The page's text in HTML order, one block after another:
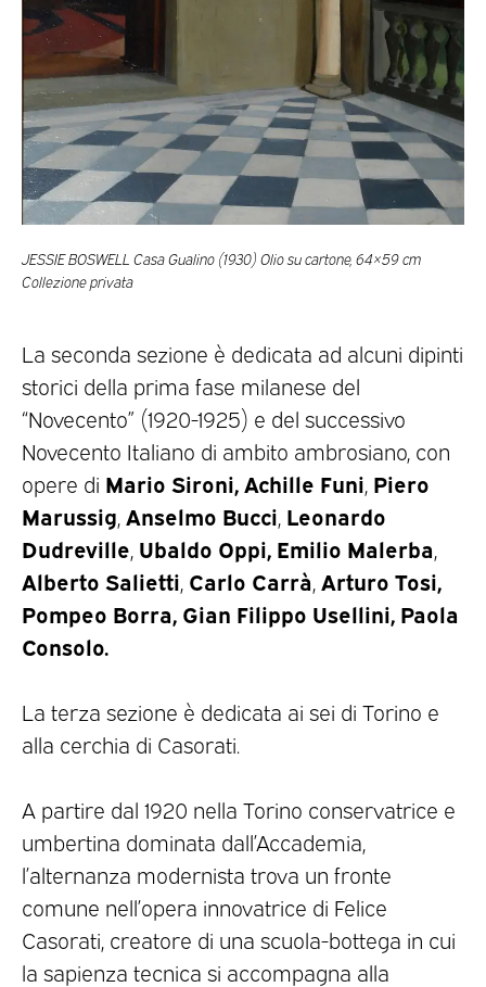
JESSIE BOSWELL Casa Gualino (1930) Olio su cartone, 64×59 cm
Collezione privata
La seconda sezione è dedicata ad alcuni dipinti
storici della prima fase milanese del
“Novecento” (1920-1925) e del successivo
Novecento Italiano di ambito ambrosiano, con
opere di Mario Sironi, Achille Funi Piero
Marussig Anselmo Bucci Leonardo
Dudreville Ubaldo Oppi, Emilio Malerba
Alberto Salietti Carlo Carrà Arturo Tosi,
Pompeo Borra, Gian Filippo Usellini, Paola
Consolo.
La terza sezione è dedicata ai sei di Torino e
alla cerchia di Casorati.
A partire dal 1920 nella Torino conservatrice e
umbertina dominata dall’Accademia,
l’alternanza modernista trova un fronte
comune nell’opera innovatrice di Felice
Casorati, creatore di una scuola-bottega in cui
la sapienza tecnica si accompagna alla